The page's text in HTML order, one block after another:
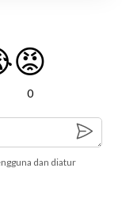
😡
0
dan diatur